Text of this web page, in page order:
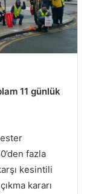
11 günlük
fazla
kesintili
kararı